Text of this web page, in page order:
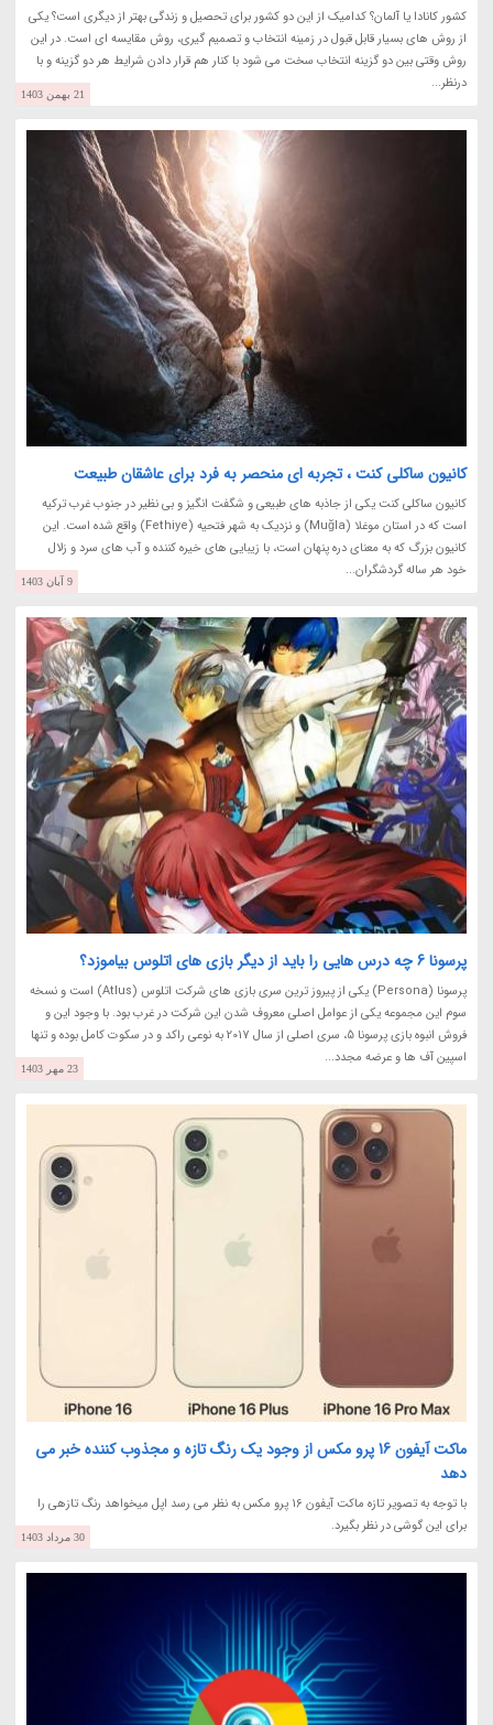
کشور کانادا یا آلمان؟ کدامیک از این دو کشور برای تحصیل و زندگی بهتر از دیگری است؟ یکی
از روش های بسیار قابل قبول در زمینه انتخاب و تصمیم گیری، روش مقایسه ای است. در این
روش وقتی بین دو گزینه انتخاب سخت می شود با کنار هم قرار دادن شرایط هر دو گزینه و با
درنظر...
21 بهمن 1403
کانیون ساکلی کنت ، تجربه ای منحصر به فرد برای عاشقان طبیعت
کانیون ساکلی کنت یکی از جاذبه های طبیعی و شگفت انگیز و بی نظیر در جنوب غرب ترکیه
است که در استان موغلا (Muğla) و نزدیک به شهر فتحیه (Fethiye) واقع شده است. این
کانیون بزرگ که به معنای دره پنهان است، با زیبایی های خیره کننده و آب های سرد و زلال
خود هر ساله گردشگران...
9 آبان 1403
پرسونا 6 چه درس هایی را باید از دیگر بازی های اتلوس بیاموزد؟
پرسونا (Persona) یکی از پیروز ترین سری بازی های شرکت اتلوس (Atlus) است و نسخه
سوم این مجموعه یکی از عوامل اصلی معروف شدن این شرکت در غرب بود. با وجود این و
فروش انبوه بازی پرسونا 5، سری اصلی از سال 2017 به نوعی راکد و در سکوت کامل بوده و تنها
اسپین آف ها و عرضه مجدد...
23 مهر 1403
ماکت آیفون 16 پرو مکس از وجود یک رنگ تازه و مجذوب کننده خبر می
دهد
با توجه به تصویر تازه ماکت آیفون 16 پرو مکس به نظر می رسد اپل میخواهد رنگ تازهی را
برای این گوشی در نظر بگیرد.
30 مرداد 1403